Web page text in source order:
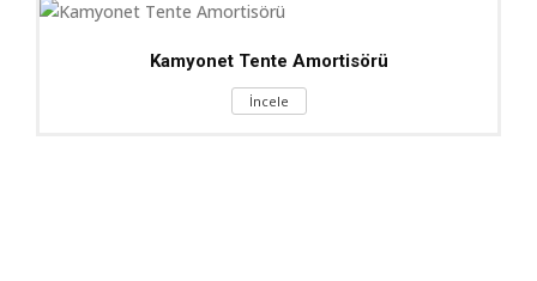
Kamyonet Tente Amortisörü
İncele